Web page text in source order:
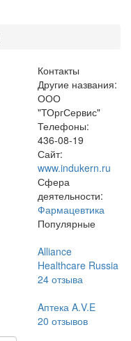
Контакты
Другие названия:
ООО
"ТОргСервис"
Телефоны:
436-08-19
Сайт:
www.indukern.ru
Сфера
деятельности:
Фармацевтика
Популярные
Alliance
Healthcare Russia
24отзыва
Aптека A.V.E
20 отзывов